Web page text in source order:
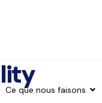
Ce que nous faisons